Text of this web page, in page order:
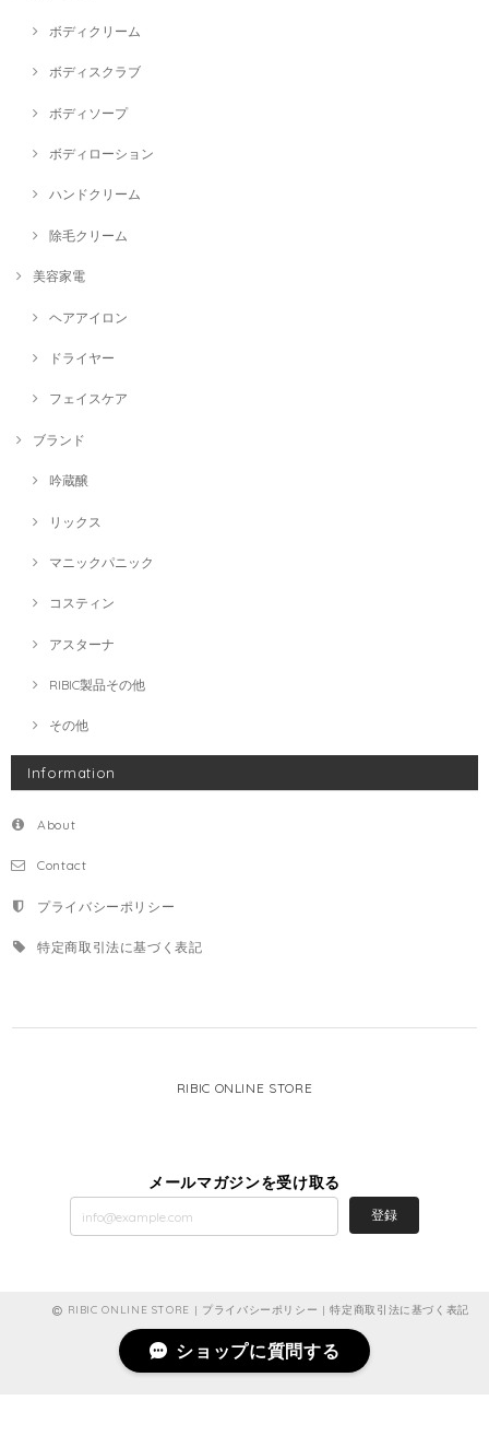
ボディクリーム
ボディスクラブ
ボディソープ
ボディローション
ハンドクリーム
除毛クリーム
美容家電
ヘアアイロン
ドライヤー
フェイスケア
ブランド
吟蔵醸
リックス
マニックパニック
コスティン
アスターナ
RIBIC製品その他
その他
Information
About
Contact
プライバシーポリシー
特定商取引法に基づく表記
RIBIC ONLINE STORE
メールマガジンを受け取る
登録
RIBIC ONLINE STORE | プライバシーポリシー |特定商取引法に基づく表記
ショップに質問する